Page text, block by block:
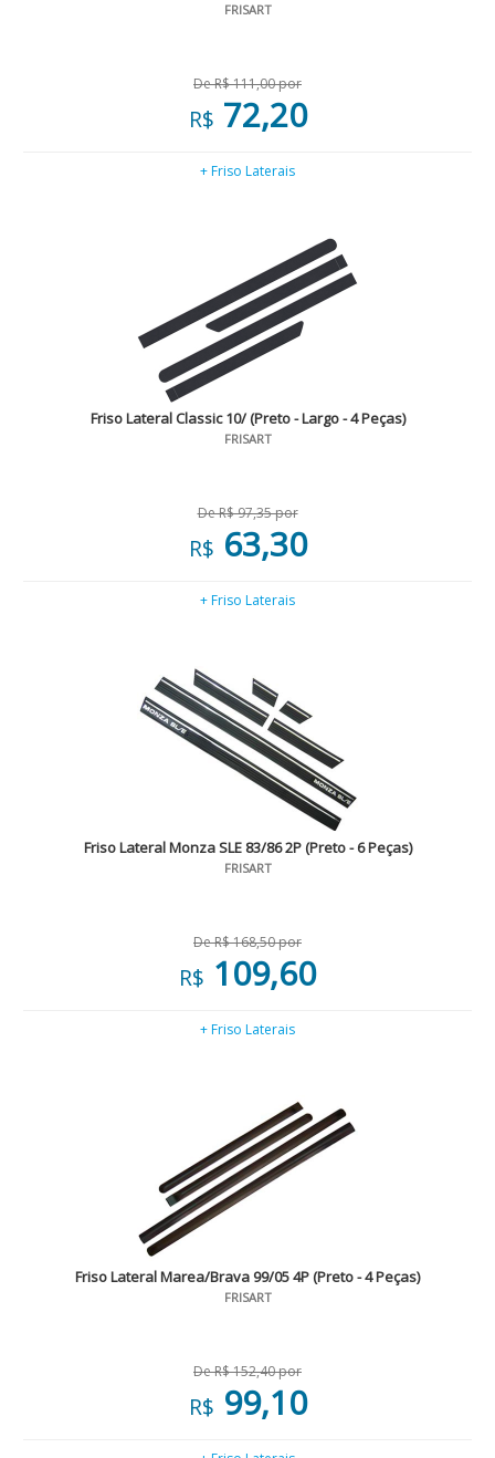
FRISART
De R$ 111,00 por
R$ 72,20
+ Friso Laterais
Friso Lateral Classic 10/ (Preto - Largo - 4 Peças)
FRISART
De R$ 97,35 por
R$ 63,30
+ Friso Laterais
Friso Lateral Monza SLE 83/86 2P (Preto - 6 Peças)
FRISART
De R$ 168,50 por
R$ 109,60
+ Friso Laterais
Friso Lateral Marea/Brava 99/05 4P (Preto - 4 Peças)
FRISART
De R$ 152,40 por
R$ 99,10